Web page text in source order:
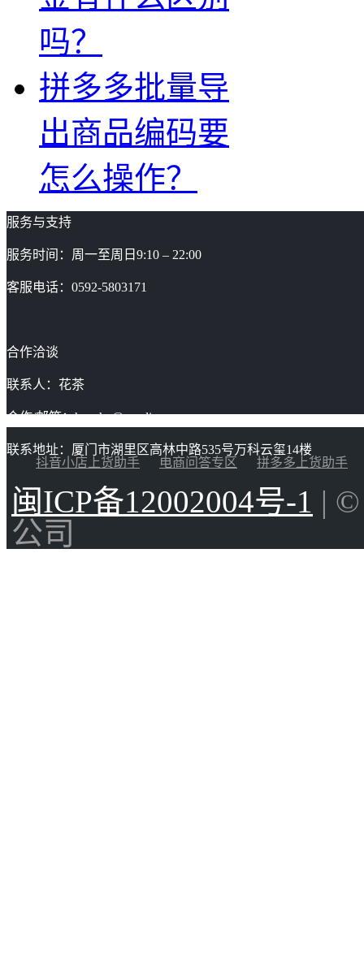
吗？
拼多多批量导
出商品编码要
怎么操作？
服务与支持
服务时间：周一至周日9:10 – 22:00
客服电话：0592-5803171
合作洽谈
联系人：花茶
合作/邮箱：huacha@gaoding.com
联系地址：厦门市湖里区高林中路535号万科云玺14楼
抖音小店上货助手
电商问答专区 拼多多上货助手
闽ICP备12002004号-1 |
公司